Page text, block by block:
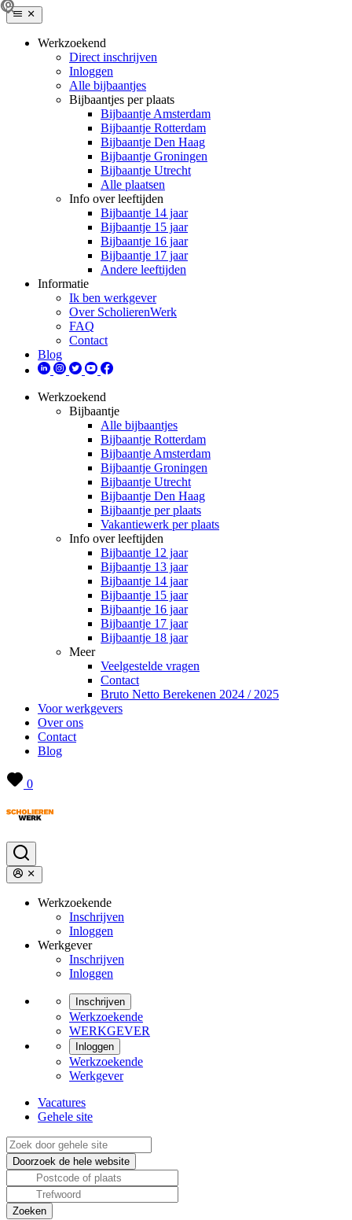
Werkzoekend
Direct inschrijven
Inloggen
Alle bijbaantjes
Bijbaantjes per plaats
Bijbaantje Amsterdam
Bijbaantje Rotterdam
Bijbaantje Den Haag
Bijbaantje Groningen
Bijbaantje Utrecht
Alle plaatsen
Info over leeftijden
Bijbaantje 14 jaar
Bijbaantje 15 jaar
Bijbaantje 16 jaar
Bijbaantje 17 jaar
Andere leeftijden
Informatie
Ik ben werkgever
Over ScholierenWerk
FAQ
Contact
Blog
Werkzoekend
Bijbaantje
Alle bijbaantjes
Bijbaantje Rotterdam
Bijbaantje Amsterdam
Bijbaantje Groningen
Bijbaantje Utrecht
Bijbaantje Den Haag
Bijbaantje per plaats
Vakantiewerk per plaats
Info over leeftijden
Bijbaantje 12 jaar
Bijbaantje 13 jaar
Bijbaantje 14 jaar
Bijbaantje 15 jaar
Bijbaantje 16 jaar
Bijbaantje 17 jaar
Bijbaantje 18 jaar
Meer
Veelgestelde vragen
Contact
Bruto Netto Berekenen 2024 / 2025
Voor werkgevers
Over ons
Contact
Blog
0
Werkzoekende
Inschrijven
Inloggen
Werkgever
Inschrijven
Inloggen
Inschrijven
Werkzoekende
WERKGEVER
Inloggen
Werkzoekende
Werkgever
Vacatures
Gehele site